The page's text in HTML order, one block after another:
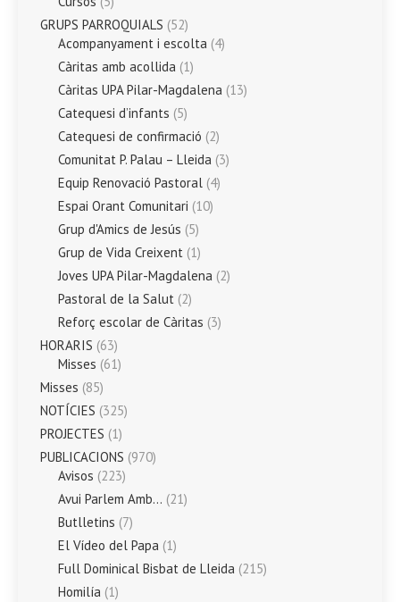
GRUPS PARROQUIALS (52)
Acompanyament i escolta (4)
Càritas amb acollida (1)
Càritas UPA Pilar-Magdalena (13)
Catequesi d’infants (5)
Catequesi de confirmació (2)
Comunitat P. Palau – Lleida (3)
Equip Renovació Pastoral (4)
Espai Orant Comunitari (10)
Grup d'Amics de Jesús (5)
Grup de Vida Creixent (1)
Joves UPA Pilar-Magdalena (2)
Pastoral de la Salut (2)
Reforç escolar de Càritas (3)
HORARIS (63)
Misses (61)
Misses (85)
NOTÍCIES (325)
PROJECTES (1)
PUBLICACIONS (970)
Avisos (223)
Avui Parlem Amb… (21)
Butlletins (7)
El Vídeo del Papa (1)
Full Dominical Bisbat de Lleida (215)
Homilía (1)